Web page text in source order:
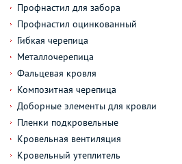
Профнастил для забора
Профнастил оцинкованный
Гибкая черепица
Металлочерепица
Фальцевая кровля
Композитная черепица
Доборные элементы для кровли
Пленки подкровельные
Кровельная вентиляция
Кровельный утеплитель